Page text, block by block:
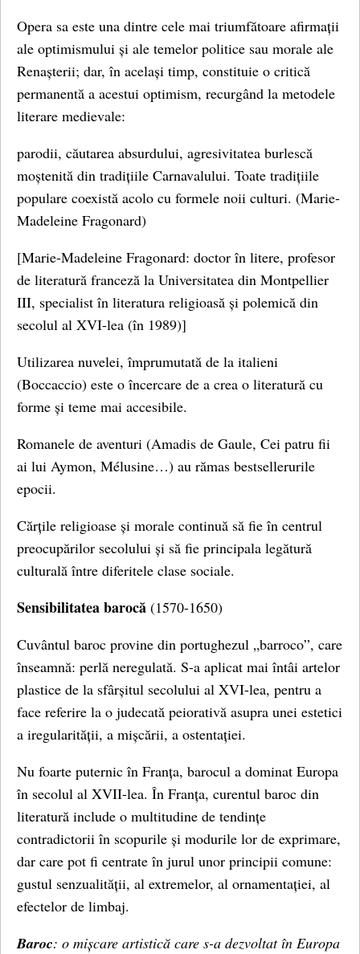
Opera sa este una dintre cele mai triumfătoare afirmații
ale optimismului și ale temelor politice sau morale ale
Renașterii; dar, în același timp, constituie o critică
permanentă a acestui optimism, recurgând la metodele
literare medievale:
parodii, căutarea absurdului, agresivitatea burlescă
moștenită din tradițiile Carnavalului. Toate tradițiile
populare coexistă acolo cu formele noii culturi. (Marie-
Madeleine Fragonard)
[Marie-Madeleine Fragonard: doctor în litere, profesor
de literatură franceză la Universitatea din Montpellier
III, specialist în literatura religioasă și polemică din
secolul al XVI-lea (în 1989)]
Utilizarea nuvelei, împrumutată de la italieni
(Boccaccio) este o încercare de a crea o literatură cu
forme și teme mai accesibile.
Romanele de aventuri (Amadis de Gaule, Cei patru fii
ai lui Aymon, Mélusine…) au rămas bestsellerurile
epocii.
Cărțile religioase și morale continuă să fie în centrul
preocupărilor secolului și să fie principala legătură
culturală între diferitele clase sociale.
Sensibilitatea barocă (1570-1650)
Cuvântul baroc provine din portughezul „barroco”, care
înseamnă: perlă neregulată. S-a aplicat mai întâi artelor
plastice de la sfârșitul secolului al XVI-lea, pentru a
face referire la o judecată peiorativă asupra unei estetici
a iregularității, a mișcării, a ostentației.
Nu foarte puternic în Franța, barocul a dominat Europa
în secolul al XVII-lea. În Franța, curentul baroc din
literatură include o multitudine de tendințe
contradictorii în scopurile și modurile lor de exprimare,
dar care pot fi centrate în jurul unor principii comune:
gustul senzualității, al extremelor, al ornamentației, al
efectelor de limbaj.
Baroc: o mișcare artistică care s-a dezvoltat în Europa